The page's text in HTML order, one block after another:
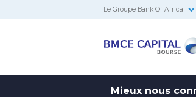
Le Groupe Bank Of Africa
Mieux nous